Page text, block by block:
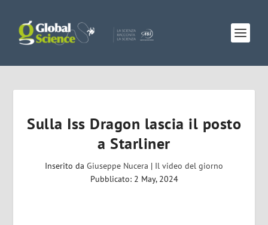
Sulla Iss Dragon lascia il posto
a Starliner
Inserito da Giuseppe Nucera | Il video del giorno
Pubblicato: 2 May, 2024